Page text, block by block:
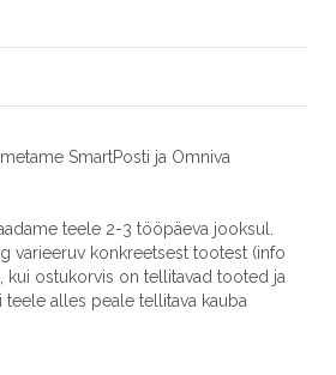
SmartPosti ja Omniva
teele 2-3 tööpäeva jooksul.
varieeruv konkreetsest tootest (info
kui ostukorvis on tellitavad tooted ja
teele alles peale tellitava kauba